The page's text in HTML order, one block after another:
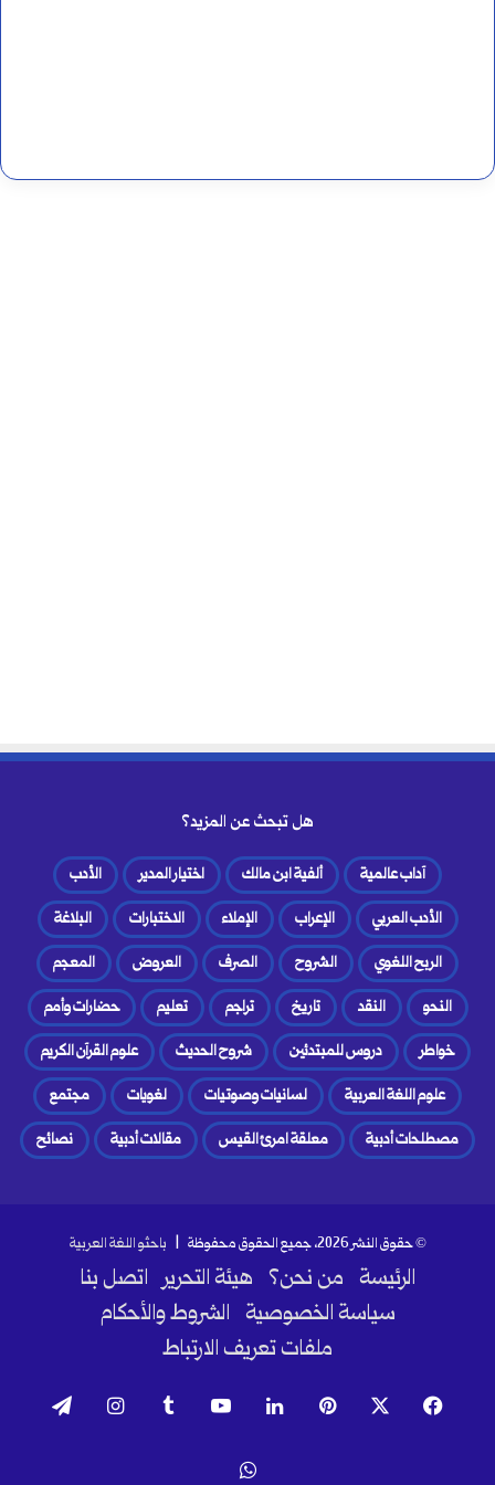
هل تبحث عن المزيد؟
آداب عالمية ألفية ابن مالك اختيار المدير
الأدب
الأدب العربي
الإعراب الإملاء الاختبارات
البلاغة
الربح اللغوي
الشروح الصرف العروض
المعجم
النحو
النقد تاريخ تراجم تعليم
حضارات وأمم
خواطر
دروس للمبتدئين شروح الحديث
علوم القرآن الكريم
علوم اللغة العربية
لسانيات وصوتيات لغويات
مجتمع
مصطلحات أدبية
معلقة امرئ القيس مقالات أدبية نصائح
© حقوق النشر 2026، جميع الحقوق محفوظة | باحثو اللغة العربية
الرئيسة من نحن؟ هيئة التحرير اتصل بنا
سياسة الخصوصية الشروط والأحكام
ملفات تعريف الارتباط
فيسبوك بينتيريست لينكدإن ‫YouTube انستقرام